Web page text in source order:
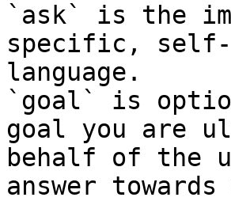
`ask` is the
specific, self-
language.
`goal` is
goal you are
behalf of the
answer